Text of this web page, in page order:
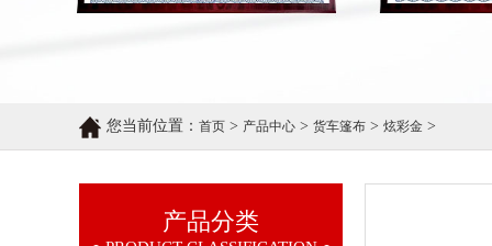
您当前位置： 首页 > 产品中心 > 货车篷布 > 炫彩金 >
产品分类